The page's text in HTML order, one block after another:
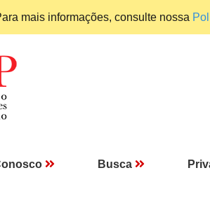
mais informações, consulte nossa
Busca